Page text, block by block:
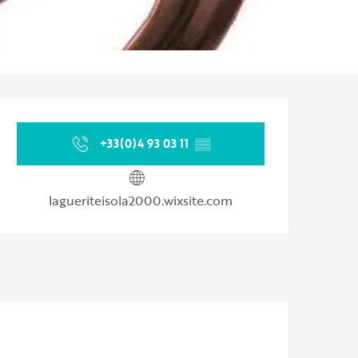
e contatti
+33(0)4 93 03 11 ▒▒
lagueriteisola2000.wixsite.com